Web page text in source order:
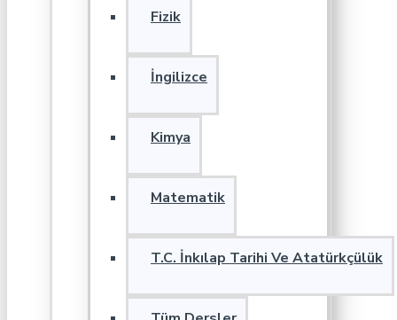
Fizik
İngilizce
Kimya
Matematik
T.C. İnkılap Tarihi Ve Atatürkçülük